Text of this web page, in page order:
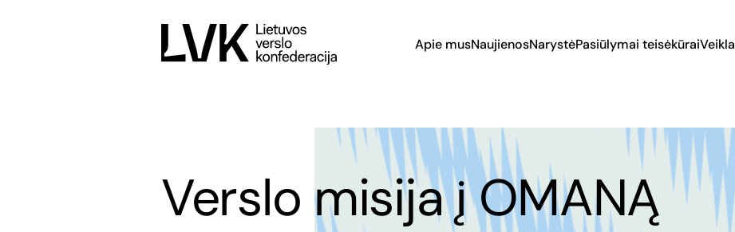
Apie musNaujienosNarystėPasiūlymai teisėkūraiVeikla
Verslo misija į OMANĄ